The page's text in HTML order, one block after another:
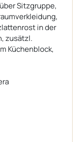
Sitzgruppe,
in der
zusätzl.
Küchenblock,